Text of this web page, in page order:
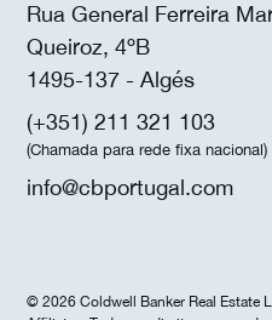
Rua General Ferreira
Queiroz, 4ºB
1495-137 - Algés
(+351) 211 321 103
(Chamada para rede fixa nacional)
info@cbportugal.com
© 2026 Coldwell Banker Real Estate